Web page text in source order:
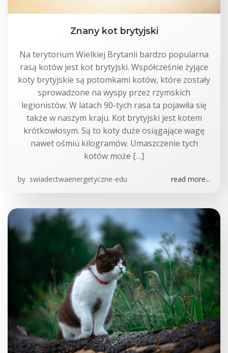
Znany kot brytyjski
Na terytorium Wielkiej Brytanii bardzo popularna
rasą kotów jest kot brytyjski. Współcześnie żyjące
koty brytyjskie są potomkami kotów, które zostały
sprowadzone na wyspy przez rzymskich
legionistów. W latach 90-tych rasa ta pojawiła się
także w naszym kraju. Kot brytyjski jest kotem
krótkowłosym. Są to koty duże osiągające wagę
nawet ośmiu kilogramów. Umaszczenie tych
kotów może […]
by swiadectwaenergetyczne-edu read more...